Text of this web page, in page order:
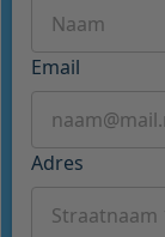
Email
Adres